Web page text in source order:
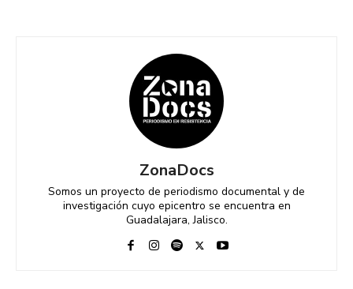
ZonaDocs
Somos un proyecto de periodismo documental y de
investigación cuyo epicentro se encuentra en
Guadalajara, Jalisco.